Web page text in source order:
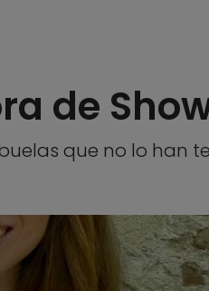
de
que no lo han